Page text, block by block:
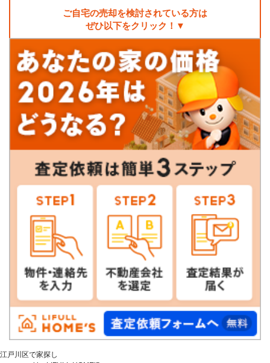
ご自宅の売却を検討されている方は
ぜひ以下をクリック！▼
江戸川区で家探し